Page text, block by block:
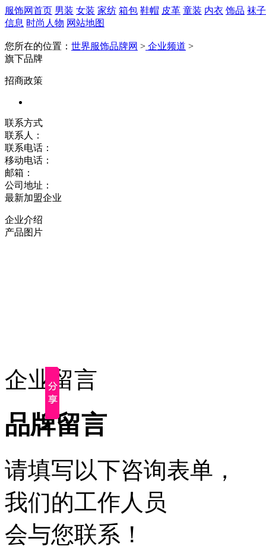
服饰网首页 男装 女装 家纺 箱包 鞋帽 皮革 童装 内衣 饰品 袜子
信息 时尚人物 网站地图
您所在的位置： 世界服饰品牌网 > 企业频道 >
旗下品牌
招商政策
联系方式
联系人：
联系电话：
移动电话：
邮箱：
公司地址：
最新加盟企业
企业介绍
产品图片
企业留言
品牌留言
请填写以下咨询表单，
我们的工作人员
会与您联系！